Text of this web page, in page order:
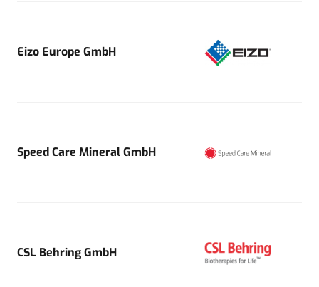
Eizo Europe GmbH
Speed Care Mineral GmbH
CSL Behring GmbH